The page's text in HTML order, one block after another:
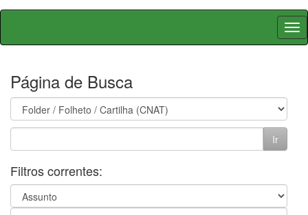
Skip
Página de Busca
Filtros correntes: